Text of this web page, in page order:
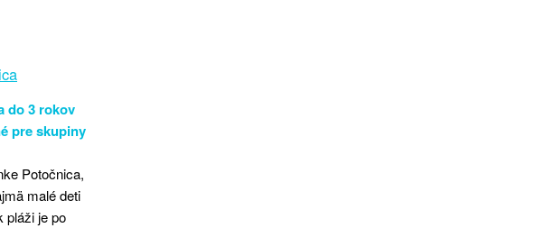
do 3 rokov
pre skupiny
Potočnica,
malé deti
pláži je po